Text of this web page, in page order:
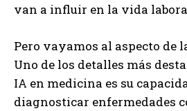
van a influir en la vida
Pero vayamos al aspecto de
Uno de los detalles más
IA en medicina es su
diagnosticar enfermedades